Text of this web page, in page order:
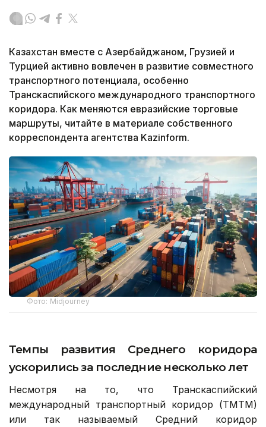
Казахстан вместе с Азербайджаном, Грузией и
Турцией активно вовлечен в развитие совместного
транспортного потенциала, особенно
Транскаспийского международного транспортного
коридора. Как меняются евразийские торговые
маршруты, читайте в материале собственного
корреспондента агентства Kazinform.
Фото: Midjourney
Темпы развития Среднего коридора
ускорились за последние несколько лет
Несмотря на то, что Транскаспийский
международный транспортный коридор (ТМТМ)
или так называемый Средний коридор